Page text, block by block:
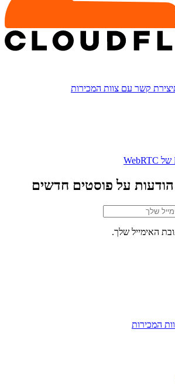
יצירת קשר עם צוות המכירות
על פוסטים חדשים
האימייל שלך.
המכירות